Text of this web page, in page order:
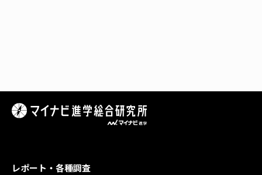
レポート・各種調査